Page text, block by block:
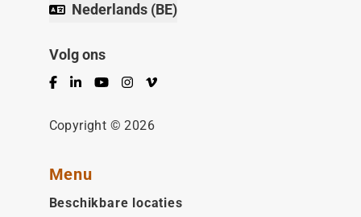
Nederlands (BE)
Volg ons
Facebook
LinkedInYouTubeInstagram
Vimeo
Copyright © 2026
Menu
Beschikbare locaties